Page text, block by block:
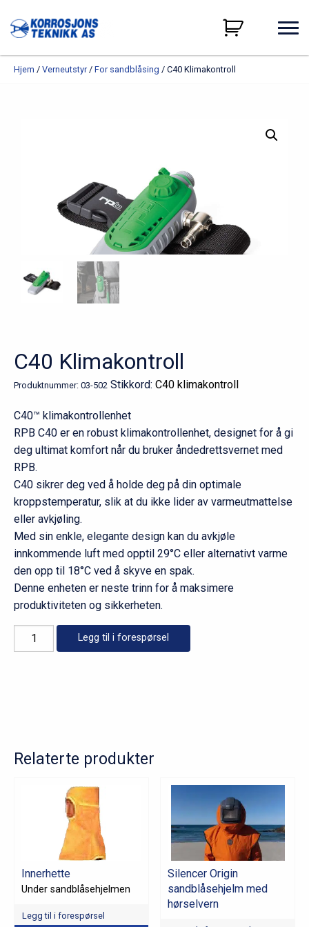
Hjem / Verneutstyr/ For sandblåsing / C40 Klimakontroll
C40 Klimakontroll
Produktnummer: 03-502 Stikkord: C40 klimakontroll
C40™ klimakontrollenhet
RPB C40 er en robust klimakontrollenhet, designet for å gi
deg ultimat komfort når du bruker åndedrettsvernet med
RPB.
C40 sikrer deg ved å holde deg på din optimale
kroppstemperatur, slik at du ikke lider av varmeutmattelse
eller avkjøling.
Med sin enkle, elegante design kan du avkjøle
innkommende luft med opptil 29°C eller alternativt varme
den opp til 18°C ved å skyve en spak.
Denne enheten er neste trinn for å maksimere
produktiviteten og sikkerheten.
Klimakontroll
Legg til i forespørsel
Relaterte produkter
Innerhette
Under sandblåsehjelmen
Legg til i forespørsel
Silencer Origin
sandblåsehjelm med
hørselvern